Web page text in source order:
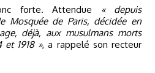
forte. Attendue
« depuis
Mosquée de Paris, décidée en
déjà, aux musulmans morts
et 1918 », a rappelé son recteur